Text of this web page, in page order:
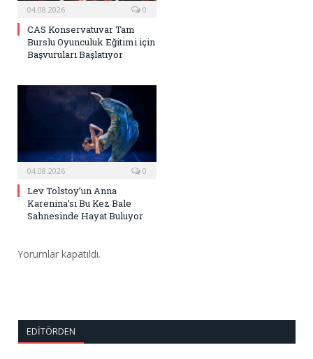
04.08.2026 0
CAS Konservatuvar Tam
Burslu Oyunculuk Eğitimi için
Başvuruları Başlatıyor
04.08.2026 0
Lev Tolstoy’un Anna
Karenina’sı Bu Kez Bale
Sahnesinde Hayat Buluyor
Yorumlar kapatıldı.
EDITÖRDEN